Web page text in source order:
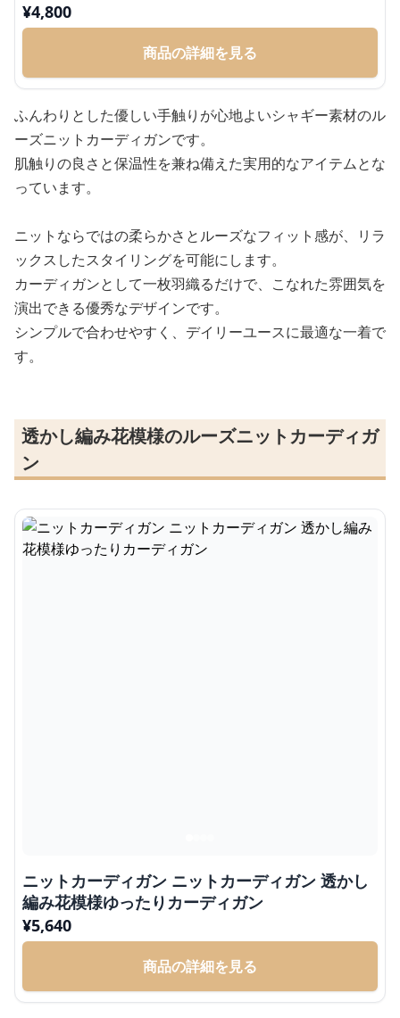
¥4,800
商品の詳細を見る
ふんわりとした優しい手触りが心地よいシャギー素材のル
ーズニットカーディガンです。
肌触りの良さと保温性を兼ね備えた実用的なアイテムとな
っています。
ニットならではの柔らかさとルーズなフィット感が、リラ
ックスしたスタイリングを可能にします。
カーディガンとして一枚羽織るだけで、こなれた雰囲気を
演出できる優秀なデザインです。
シンプルで合わせやすく、デイリーユースに最適な一着で
す。
透かし編み花模様のルーズニットカーディガ
ン
ニットカーディガン ニットカーディガン 透かし
編み花模様ゆったりカーディガン
¥5,640
商品の詳細を見る